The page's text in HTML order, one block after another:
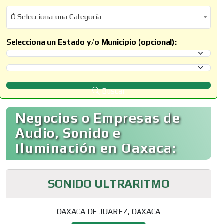
Ó Selecciona una Categoría
Ó Selecciona una Categoría
Selecciona un Estado y/o Municipio (opcional):
Selecciona un Estado
Selecciona un Municipio
Buscar
Negocios o Empresas de
Audio, Sonido e
Iluminación en Oaxaca:
SONIDO ULTRARITMO
OAXACA DE JUAREZ, OAXACA